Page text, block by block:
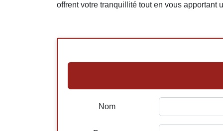
offrent votre tranquillité tout en vous apportant
Nom